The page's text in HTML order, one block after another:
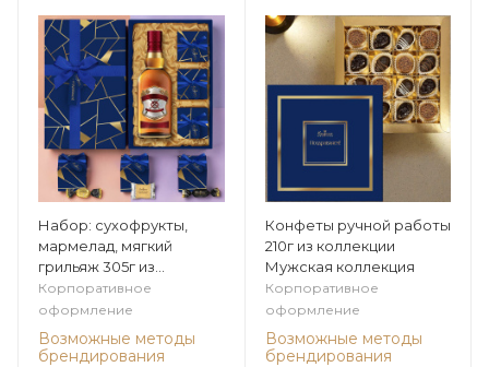
Набор: сухофрукты,
мармелад, мягкий
грильяж 305г из
коллекции Мужская
коллекция
Корпоративное
оформление
Возможные методы
брендирования
Конфеты ручной работы
210г из коллекции
Мужская коллекция
Корпоративное
оформление
Возможные методы
брендирования